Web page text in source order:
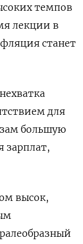
темпов
лекции в
станет
для
большую
зарплат,
высок,